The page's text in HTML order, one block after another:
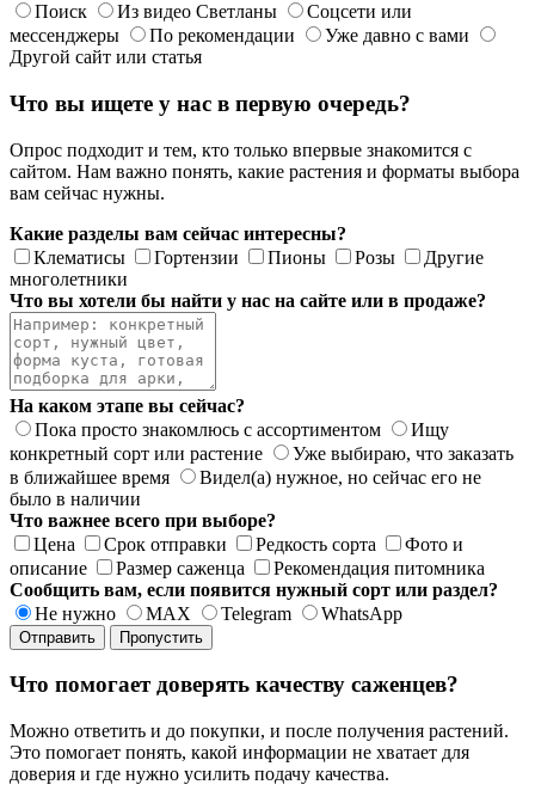
Поиск
Из видео Светланы
Соцсети или
мессенджеры
По рекомендации
Уже давно с вами
Другой сайт или статья
Что вы ищете у нас в первую очередь?
Опрос подходит и тем, кто только впервые знакомится с
сайтом. Нам важно понять, какие растения и форматы выбора
вам сейчас нужны.
Какие разделы вам сейчас интересны?
Клематисы
Гортензии Пионы Розы
Другие
многолетники
Что вы хотели бы найти у нас на сайте или в продаже?
На каком этапе вы сейчас?
Пока просто знакомлюсь с ассортиментом
Ищу
конкретный сорт или растение
Уже выбираю, что заказать
в ближайшее время
Видел(а) нужное, но сейчас его не
было в наличии
Что важнее всего при выборе?
Цена
Срок отправки Редкость сорта
Фото и
описание
Размер саженца
Рекомендация питомника
Сообщить вам, если появится нужный сорт или раздел?
Не нужно
MAX Telegram WhatsApp
Отправить Пропустить
Что помогает доверять качеству саженцев?
Можно ответить и до покупки, и после получения растений.
Это помогает понять, какой информации не хватает для
доверия и где нужно усилить подачу качества.